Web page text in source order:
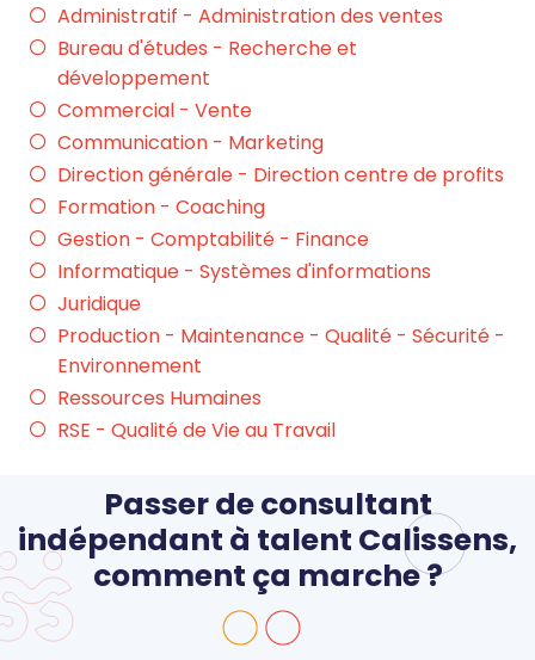
Administratif - Administration des ventes
Bureau d'études - Recherche et
développement
Commercial - Vente
Communication - Marketing
Direction générale - Direction centre de profits
Formation - Coaching
Gestion - Comptabilité - Finance
Informatique - Systèmes d'informations
Juridique
Production - Maintenance - Qualité - Sécurité -
Environnement
Ressources Humaines
RSE - Qualité de Vie au Travail
Passer de consultant
indépendant à talent Calissens,
comment ça marche ?